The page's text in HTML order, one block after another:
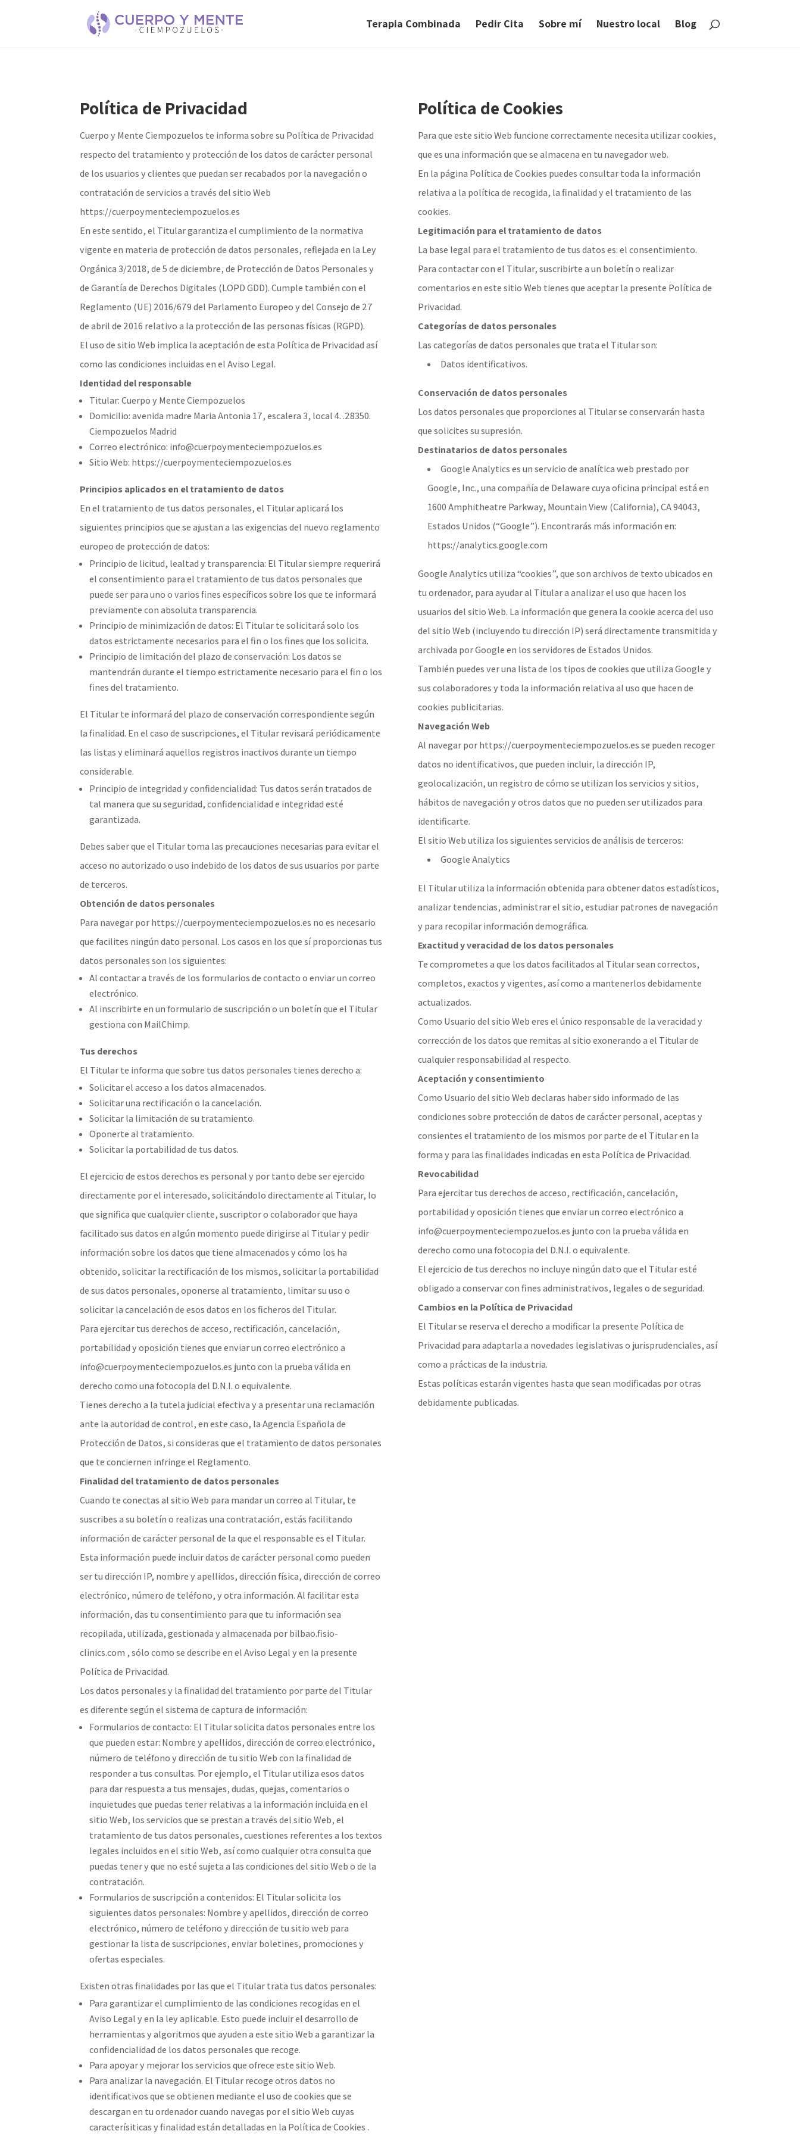
Terapia Combinada Pedir Cita Sobre mí Nuestro local Blog
Política de Privacidad
Cuerpo y Mente Ciempozuelos te informa sobre su Política de Privacidad
respecto del tratamiento y protección de los datos de carácter personal
de los usuarios y clientes que puedan ser recabados por la navegación o
contratación de servicios a través del sitio Web
https://cuerpoymenteciempozuelos.es
En este sentido, el Titular garantiza el cumplimiento de la normativa
vigente en materia de protección de datos personales, reflejada en la Ley
Orgánica 3/2018, de 5 de diciembre, de Protección de Datos Personales y
de Garantía de Derechos Digitales (LOPD GDD). Cumple también con el
Reglamento (UE) 2016/679 del Parlamento Europeo y del Consejo de 27
de abril de 2016 relativo a la protección de las personas físicas (RGPD).
El uso de sitio Web implica la aceptación de esta Política de Privacidad así
como las condiciones incluidas en el Aviso Legal.
Identidad del responsable
Titular: Cuerpo y Mente Ciempozuelos
Domicilio: avenida madre Maria Antonia 17, escalera 3, local 4. .28350.
Ciempozuelos Madrid
Correo electrónico: info@cuerpoymenteciempozuelos.es
Sitio Web: https://cuerpoymenteciempozuelos.es
Principios aplicados en el tratamiento de datos
En el tratamiento de tus datos personales, el Titular aplicará los
siguientes principios que se ajustan a las exigencias del nuevo reglamento
europeo de protección de datos:
Principio de licitud, lealtad y transparencia: El Titular siempre requerirá
el consentimiento para el tratamiento de tus datos personales que
puede ser para uno o varios fines específicos sobre los que te informará
previamente con absoluta transparencia.
Principio de minimización de datos: El Titular te solicitará solo los
datos estrictamente necesarios para el fin o los fines que los solicita.
Principio de limitación del plazo de conservación: Los datos se
mantendrán durante el tiempo estrictamente necesario para el fin o los
fines del tratamiento.
El Titular te informará del plazo de conservación correspondiente según
la finalidad. En el caso de suscripciones, el Titular revisará periódicamente
las listas y eliminará aquellos registros inactivos durante un tiempo
considerable.
Principio de integridad y confidencialidad: Tus datos serán tratados de
tal manera que su seguridad, confidencialidad e integridad esté
garantizada.
Debes saber que el Titular toma las precauciones necesarias para evitar el
acceso no autorizado o uso indebido de los datos de sus usuarios por parte
de terceros.
Obtención de datos personales
Para navegar por https://cuerpoymenteciempozuelos.es no es necesario
que facilites ningún dato personal. Los casos en los que sí proporcionas tus
datos personales son los siguientes:
Al contactar a través de los formularios de contacto o enviar un correo
electrónico.
Al inscribirte en un formulario de suscripción o un boletín que el Titular
gestiona con MailChimp.
Tus derechos
El Titular te informa que sobre tus datos personales tienes derecho a:
Solicitar el acceso a los datos almacenados.
Solicitar una rectificación o la cancelación.
Solicitar la limitación de su tratamiento.
Oponerte al tratamiento.
Solicitar la portabilidad de tus datos.
El ejercicio de estos derechos es personal y por tanto debe ser ejercido
directamente por el interesado, solicitándolo directamente al Titular, lo
que significa que cualquier cliente, suscriptor o colaborador que haya
facilitado sus datos en algún momento puede dirigirse al Titular y pedir
información sobre los datos que tiene almacenados y cómo los ha
obtenido, solicitar la rectificación de los mismos, solicitar la portabilidad
de sus datos personales, oponerse al tratamiento, limitar su uso o
solicitar la cancelación de esos datos en los ficheros del Titular.
Para ejercitar tus derechos de acceso, rectificación, cancelación,
portabilidad y oposición tienes que enviar un correo electrónico a
info@cuerpoymenteciempozuelos.es junto con la prueba válida en
derecho como una fotocopia del D.N.I. o equivalente.
Tienes derecho a la tutela judicial efectiva y a presentar una reclamación
ante la autoridad de control, en este caso, la Agencia Española de
Protección de Datos, si consideras que el tratamiento de datos personales
que te conciernen infringe el Reglamento.
Finalidad del tratamiento de datos personales
Cuando te conectas al sitio Web para mandar un correo al Titular, te
suscribes a su boletín o realizas una contratación, estás facilitando
información de carácter personal de la que el responsable es el Titular.
Esta información puede incluir datos de carácter personal como pueden
ser tu dirección IP, nombre y apellidos, dirección física, dirección de correo
electrónico, número de teléfono, y otra información. Al facilitar esta
información, das tu consentimiento para que tu información sea
recopilada, utilizada, gestionada y almacenada por bilbao.fisio-
clinics.com , sólo como se describe en el Aviso Legal y en la presente
Política de Privacidad.
Los datos personales y la finalidad del tratamiento por parte del Titular
es diferente según el sistema de captura de información:
Formularios de contacto: El Titular solicita datos personales entre los
que pueden estar: Nombre y apellidos, dirección de correo electrónico,
número de teléfono y dirección de tu sitio Web con la finalidad de
responder a tus consultas. Por ejemplo, el Titular utiliza esos datos
para dar respuesta a tus mensajes, dudas, quejas, comentarios o
inquietudes que puedas tener relativas a la información incluida en el
sitio Web, los servicios que se prestan a través del sitio Web, el
tratamiento de tus datos personales, cuestiones referentes a los textos
legales incluidos en el sitio Web, así como cualquier otra consulta que
puedas tener y que no esté sujeta a las condiciones del sitio Web o de la
contratación.
Formularios de suscripción a contenidos: El Titular solicita los
siguientes datos personales: Nombre y apellidos, dirección de correo
electrónico, número de teléfono y dirección de tu sitio web para
gestionar la lista de suscripciones, enviar boletines, promociones y
ofertas especiales.
Existen otras finalidades por las que el Titular trata tus datos personales:
Para garantizar el cumplimiento de las condiciones recogidas en el
Aviso Legal y en la ley aplicable. Esto puede incluir el desarrollo de
herramientas y algoritmos que ayuden a este sitio Web a garantizar la
confidencialidad de los datos personales que recoge.
Para apoyar y mejorar los servicios que ofrece este sitio Web.
Para analizar la navegación. El Titular recoge otros datos no
identificativos que se obtienen mediante el uso de cookies que se
descargan en tu ordenador cuando navegas por el sitio Web cuyas
caracterísiticas y finalidad están detalladas en la Política de Cookies .
Política de Cookies
Para que este sitio Web funcione correctamente necesita utilizar cookies,
que es una información que se almacena en tu navegador web.
En la página Política de Cookies puedes consultar toda la información
relativa a la política de recogida, la finalidad y el tratamiento de las
cookies.
Legitimación para el tratamiento de datos
La base legal para el tratamiento de tus datos es: el consentimiento.
Para contactar con el Titular, suscribirte a un boletín o realizar
comentarios en este sitio Web tienes que aceptar la presente Política de
Privacidad.
Categorías de datos personales
Las categorías de datos personales que trata el Titular son:
Datos identificativos.
Conservación de datos personales
Los datos personales que proporciones al Titular se conservarán hasta
que solicites su supresión.
Destinatarios de datos personales
Google Analytics es un servicio de analítica web prestado por
Google, Inc., una compañía de Delaware cuya oficina principal está en
1600 Amphitheatre Parkway, Mountain View (California), CA 94043,
Estados Unidos (“Google”). Encontrarás más información en:
https://analytics.google.com
Google Analytics utiliza “cookies”, que son archivos de texto ubicados en
tu ordenador, para ayudar al Titular a analizar el uso que hacen los
usuarios del sitio Web. La información que genera la cookie acerca del uso
del sitio Web (incluyendo tu dirección IP) será directamente transmitida y
archivada por Google en los servidores de Estados Unidos.
También puedes ver una lista de los tipos de cookies que utiliza Google y
sus colaboradores y toda la información relativa al uso que hacen de
cookies publicitarias.
Navegación Web
Al navegar por https://cuerpoymenteciempozuelos.es se pueden recoger
datos no identificativos, que pueden incluir, la dirección IP,
geolocalización, un registro de cómo se utilizan los servicios y sitios,
hábitos de navegación y otros datos que no pueden ser utilizados para
identificarte.
El sitio Web utiliza los siguientes servicios de análisis de terceros:
Google Analytics
El Titular utiliza la información obtenida para obtener datos estadísticos,
analizar tendencias, administrar el sitio, estudiar patrones de navegación
y para recopilar información demográfica.
Exactitud y veracidad de los datos personales
Te comprometes a que los datos facilitados al Titular sean correctos,
completos, exactos y vigentes, así como a mantenerlos debidamente
actualizados.
Como Usuario del sitio Web eres el único responsable de la veracidad y
corrección de los datos que remitas al sitio exonerando a el Titular de
cualquier responsabilidad al respecto.
Aceptación y consentimiento
Como Usuario del sitio Web declaras haber sido informado de las
condiciones sobre protección de datos de carácter personal, aceptas y
consientes el tratamiento de los mismos por parte de el Titular en la
forma y para las finalidades indicadas en esta Política de Privacidad.
Revocabilidad
Para ejercitar tus derechos de acceso, rectificación, cancelación,
portabilidad y oposición tienes que enviar un correo electrónico a
info@cuerpoymenteciempozuelos.es junto con la prueba válida en
derecho como una fotocopia del D.N.I. o equivalente.
El ejercicio de tus derechos no incluye ningún dato que el Titular esté
obligado a conservar con fines administrativos, legales o de seguridad.
Cambios en la Política de Privacidad
El Titular se reserva el derecho a modificar la presente Política de
Privacidad para adaptarla a novedades legislativas o jurisprudenciales, así
como a prácticas de la industria.
Estas políticas estarán vigentes hasta que sean modificadas por otras
debidamente publicadas.